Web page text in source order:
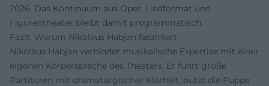
2026. Das Kontinuum aus Oper, Liedformat und
Figurentheater bleibt damit programmatisch.
Fazit: Warum Nikolaus Habjan fasziniert
Nikolaus Habjan verbindet musikalische Expertise mit einer
eigenen Körpersprache des Theaters. Er führt große
Partituren mit dramaturgischer Klarheit, nutzt die Puppe